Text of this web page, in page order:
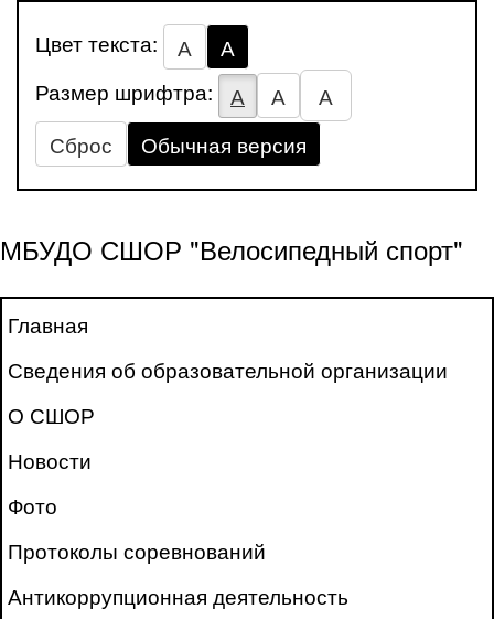
Цвет текста: А
А
Размер шрифтра:
А А
А
Сброс
Обычная версия
МБУДО СШОР "Велосипедный спорт"
Главная
Сведения об образовательной организации
О СШОР
Новости
Фото
Протоколы соревнований
Антикоррупционная деятельность